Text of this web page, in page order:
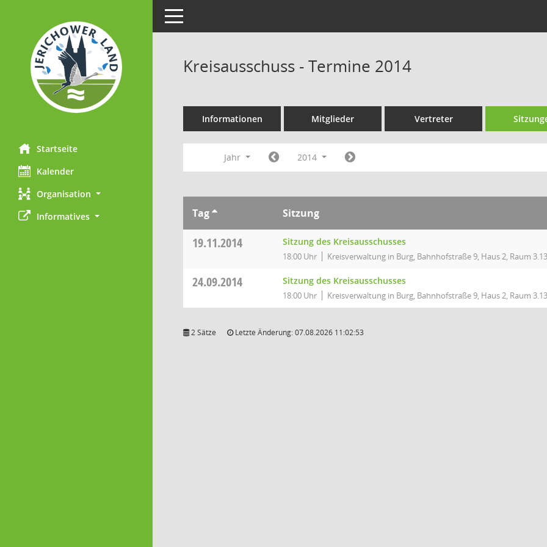
Startseite
Kalender
Organisation
Informatives
Toggle navigation
Kreisausschuss - Termine 2014
Informationen Mitglieder Vertreter
Jahr 2014
Tag Sitzung
19.11.2014 Sitzung des Kreisausschusses
18:00 Uhr Kreisverwaltung in Burg, Bahnhofstraße 9, Haus 2, Raum 3.13
24.09.2014 Sitzung des Kreisausschusses
18:00 Uhr Kreisverwaltung in Burg, Bahnhofstraße 9, Haus 2, Raum 3.13
2 Sätze Letzte Änderung: 07.08.2026 11:02:53